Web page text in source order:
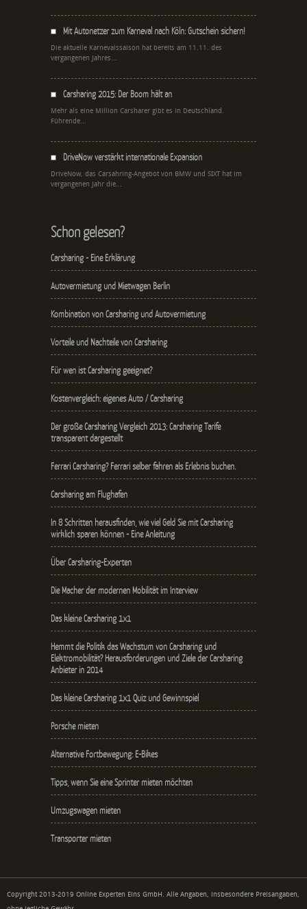
Mit Autonetzer zum Karneval nach Köln: Gutschein sichern!
Die aktuelle Karnevalssaison hat bereits am 11.11. des
vergangenen Jahres...
Carsharing 2015: Der Boom hält an
Mehr als eine Million Carsharer gibt es in Deutschland.
Führende...
DriveNow verstärkt internationale Expansion
DriveNow, das Carsahring-Angebot von BMW und SIXT hat im
vergangenen Jahr die...
Schon gelesen?
Carsharing - Eine Erklärung
Autovermietung und Mietwagen Berlin
Kombination von Carsharing und Autovermietung
Vorteile und Nachteile von Carsharing
Für wen ist Carsharing geeignet?
Kostenvergleich: eigenes Auto / Carsharing
Der große Carsharing Vergleich 2013: Carsharing Tarife
transparent dargestellt
Ferrari Carsharing? Ferrari selber fahren als Erlebnis buchen.
Carsharing am Flughafen
In 8 Schritten herausfinden, wie viel Geld Sie mit Carsharing
wirklich sparen können - Eine Anleitung
Über Carsharing-Experten
Die Macher der modernen Mobilität im Interview
Das kleine Carsharing 1x1
Hemmt die Politik das Wachstum von Carsharing und
Elektromobilität? Herausforderungen und Ziele der Carsharing
Anbieter in 2014
Das kleine Carsharing 1x1 Quiz und Gewinnspiel
Porsche mieten
Alternative Fortbewegung: E-Bikes
Tipps, wenn Sie eine Sprinter mieten möchten
Umzugswagen mieten
Transporter mieten
Copyright 2013-2019 Online Experten Eins GmbH. Alle Angaben, insbesondere Preisangaben,